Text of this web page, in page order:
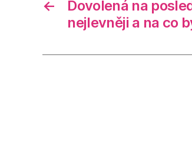
←
Dovolená na
nejlevněji a na co